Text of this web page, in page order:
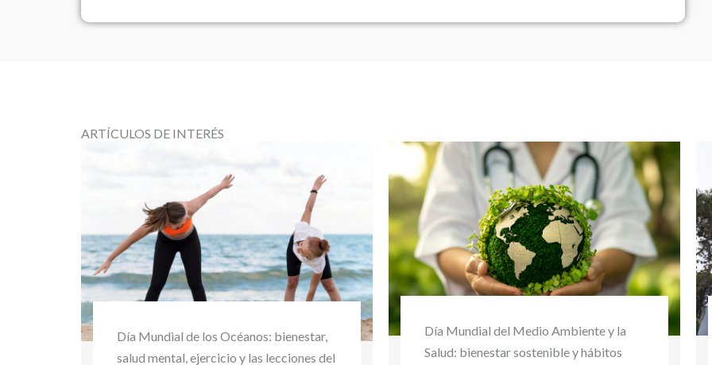
ARTÍCULOS DE INTERÉS
Día Mundial del Medio Ambiente y la
Salud: bienestar sostenible y hábitos
Ciclismo: beneficios cardiovasculares y
su impacto en la salud